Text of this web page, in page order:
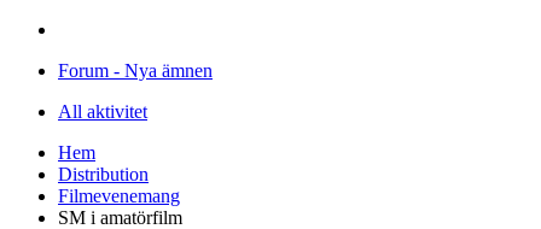
Forum - Nya ämnen
All aktivitet
Hem
Distribution
Filmevenemang
SM i amatörfilm